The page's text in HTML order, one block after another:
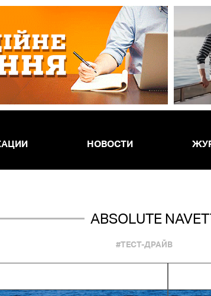
НОВОСТИ
ABSOLUTE
#ТЕСТ-ДРАЙВ